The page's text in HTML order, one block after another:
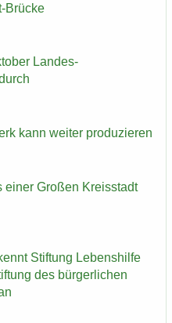
Brücke
Landes-​
kann wei­ter pro­du­zie­ren
einer Gro­ßen Kreis­stadt
Stif­tung Le­bens­hil­fe
des bür­ger­li­chen